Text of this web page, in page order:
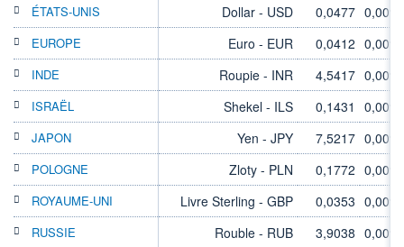
ÉTATS-UNIS Dollar - USD 0,0477 0,00%
EUROPE Euro - EUR 0,0412 0,00%
INDE Roupie - INR 4,5417 0,00%
ISRAËL Shekel - ILS 0,1431 0,00%
JAPON Yen - JPY 7,5217 0,00%
POLOGNE Zloty - PLN 0,1772 0,00%
ROYAUME-UNI Livre Sterling - GBP 0,0353 0,00%
RUSSIE Rouble - RUB 3,9038 0,00%